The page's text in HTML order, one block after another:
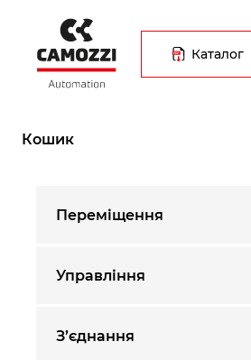
основного
вмісту
Каталог
Кошик
навіґації
Переміщення
Управління
З’єднання